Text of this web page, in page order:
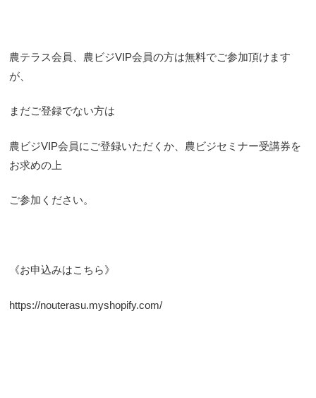
農テラス会員、農ビジVIP会員の方は無料でご参加頂けます
が、
まだご登録でない方は
農ビジVIP会員にご登録いただくか、農ビジセミナー受講券を
お求めの上
ご参加ください。
《お申込みはこちら》
https://nouterasu.myshopify.com/